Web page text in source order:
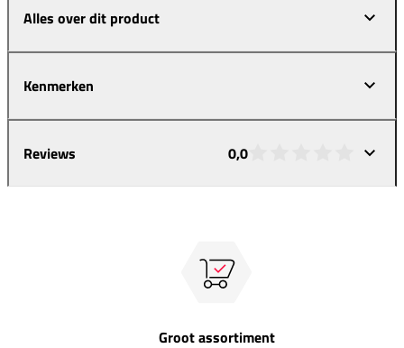
Alles over dit product
Kenmerken
Reviews 0,0
Groot assortiment